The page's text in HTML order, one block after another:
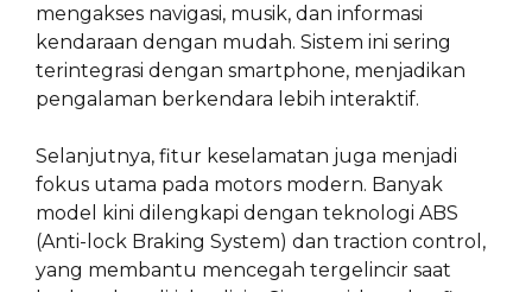
mengakses navigasi, musik, dan informasi
kendaraan dengan mudah. Sistem ini sering
terintegrasi dengan smartphone, menjadikan
pengalaman berkendara lebih interaktif.
Selanjutnya, fitur keselamatan juga menjadi
fokus utama pada motors modern. Banyak
model kini dilengkapi dengan teknologi ABS
(Anti-lock Braking System) dan traction control,
yang membantu mencegah tergelincir saat